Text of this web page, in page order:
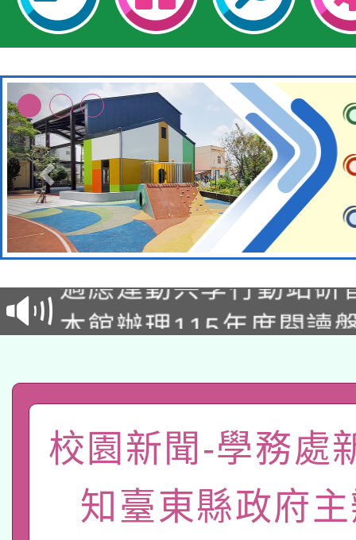
本校115學年度第2次
招甄選結果公告(無人
招)
本館辦理115年度閱讀
礎課程
A3數位素養講師名單
「數位內容與教學軟體
pilot」
薪期間赴陸應申請許可
轉知經濟部水利署委託
校園新聞-學務處
知臺東縣政府